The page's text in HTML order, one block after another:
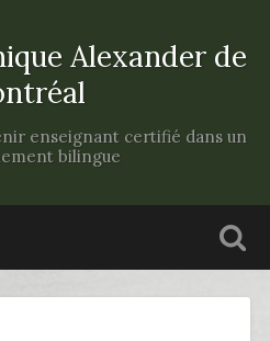
Alexander de
enseignant certifié dans un
bilingue